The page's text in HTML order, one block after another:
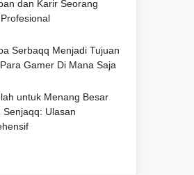
dan Karir Seorang
Serbaqq Menjadi Tujuan
Gamer Di Mana Saja
untuk Menang Besar
Senjaqq: Ulasan